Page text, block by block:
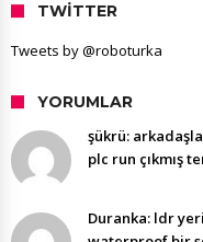
TWITTER
Tweets by @roboturka
YORUMLAR
şükrü:
plc run çıkmış
Duranka: ldr